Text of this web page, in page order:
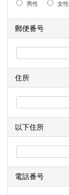
男性 女性
郵便番号
住所
以下住所
電話番号